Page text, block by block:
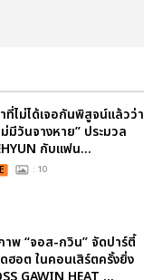
ที่ไม่ได้เจอกันพิสูจน์แล้วว่า
ม่มีวันจางหาย” ประมวล
กับแฟน...
: 10
าพ “จอส-กวิน” จัดปาร์ตี้
ฮอต ในคอนเสิร์ตครั้งยิ่ง